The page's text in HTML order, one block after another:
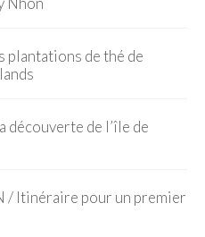
plantations de thé de
découverte de l’île de
/ Itinéraire pour un premier